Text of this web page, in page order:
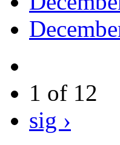
1 of 12
sig ›